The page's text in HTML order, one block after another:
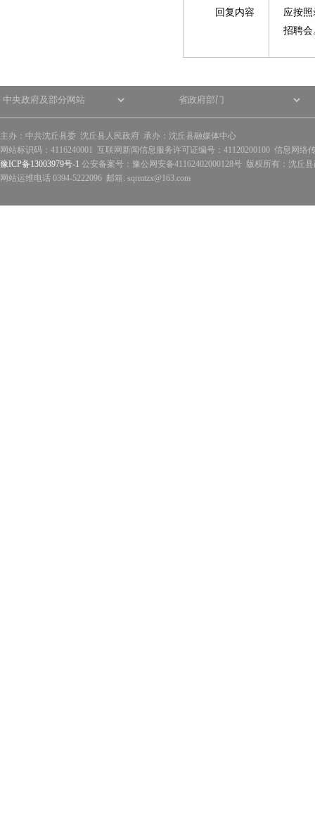
回复内容
应按
招聘
主办：中共沈丘县委 沈丘县人民政府 承办：沈丘县融媒体中心
网站标识码：4116240001 互联网新闻信息服务许可证编号：41120200100 信息网络
豫ICP备13003979号-1 公安备案号：豫公网安备41162402000128号 版权所有：沈丘
网站运维电话 0394-5222096 邮箱: sqrmtzx@163.com